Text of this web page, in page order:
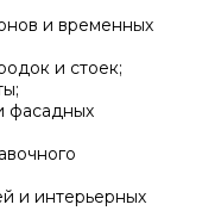
и временных
и стоек;
фасадных
и интерьерных